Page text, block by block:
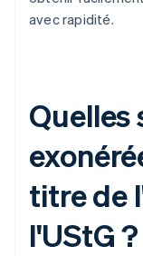
avec rapidité.
Quelles
titre de
l'UStG ?